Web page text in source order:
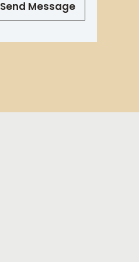
Send Message